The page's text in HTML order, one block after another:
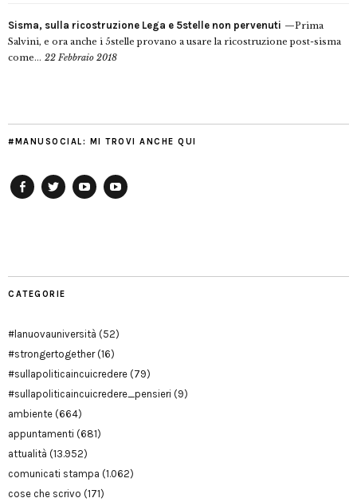
Sisma, sulla ricostruzione Lega e 5stelle non pervenuti
Prima
Salvini, e ora anche i 5stelle provano a usare la ricostruzione post-sisma
come... 22 Febbraio 2018
#MANUSOCIAL: MI TROVI ANCHE QUI
CATEGORIE
#lanuovauniversità (52)
#strongertogether(16)
#sullapoliticaincuicredere (79)
#sullapoliticaincuicredere_pensieri (9)
ambiente (664)
appuntamenti (681)
attualità (13.952)
comunicati stampa (1.062)
cose che scrivo (171)